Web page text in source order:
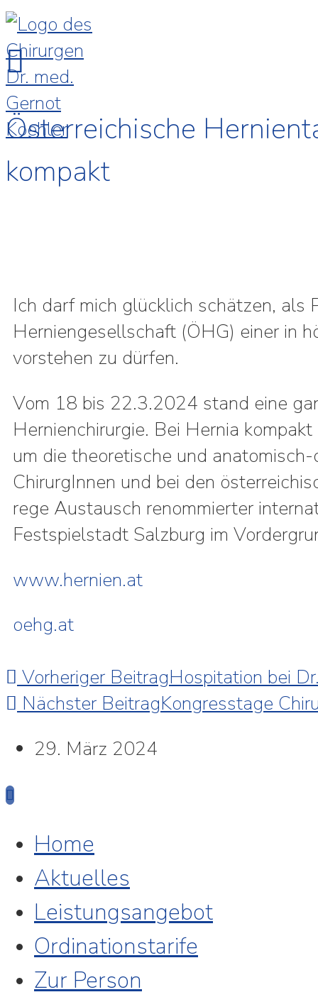
Österreichische
kompakt
Ich darf mich glücklich schätzen, als
Herniengesellschaft (ÖHG) einer in
vorstehen zu dürfen.
Vom 18 bis 22.3.2024 stand eine
Hernienchirurgie. Bei Hernia
um die theoretische und
ChirurgInnen und bei den
rege Austausch renommierter
Festspielstadt Salzburg im
www.hernien.at
oehg.at
Vorheriger BeitragHospitation bei
Nächster BeitragKongresstage
29. März 2024
Home
Aktuelles
Leistungsangebot
Ordinationstarife
Zur Person